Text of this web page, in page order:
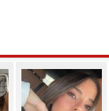
מגזין
הילדה מבאר שבע
שהפכה לתופעה
בטיקטוק: בגיל 14
טליה אטיה כבר